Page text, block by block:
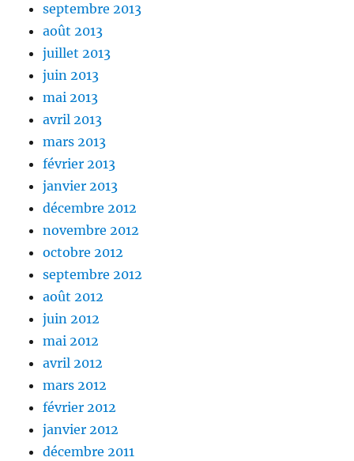
septembre 2013
août 2013
juillet 2013
juin 2013
mai 2013
avril 2013
mars 2013
février 2013
janvier 2013
décembre 2012
novembre 2012
octobre 2012
septembre 2012
août 2012
juin 2012
mai 2012
avril 2012
mars 2012
février 2012
janvier 2012
décembre 2011